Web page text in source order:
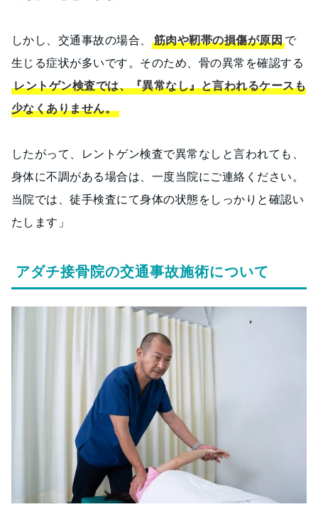
しかし、交通事故の場合、 筋肉や靭帯の損傷が原因で
生じる症状が多いです。そのため、骨の異常を確認する
レントゲン検査では、『異常なし』と言われるケースも
少なくありません。
したがって、レントゲン検査で異常なしと言われても、
身体に不調がある場合は、一度当院にご連絡ください。
当院では、徒手検査にて身体の状態をしっかりと確認い
たします」
アダチ接骨院の交通事故施術について